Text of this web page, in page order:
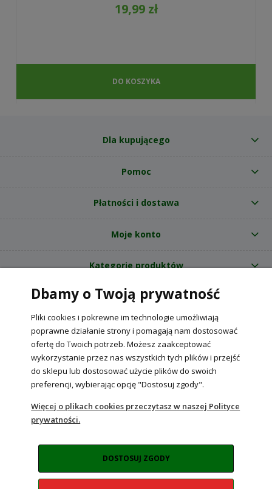
19,99 zł
DO KOSZYKA
Dla kupującego
Pomoc
Płatności i dostawa
Moje konto
Kategorie produktów
O nas
Internetowy sklep ogrodniczy z nasionami RajOgrodnika.pl
NIP: 6090037061, REGON: 260240470 | Czarnca, ul. Tęczowa 31, 29-100
Włoszczowa
POKAŻ PEŁNĄ WERSJĘ STRONY
Sklep internetowy Shoper Premium
Dbamy o Twoją prywatność
Pliki cookies i pokrewne im technologie umożliwiają
poprawne działanie strony i pomagają nam dostosować
ofertę do Twoich potrzeb. Możesz zaakceptować
wykorzystanie przez nas wszystkich tych plików i przejść
do sklepu lub dostosować użycie plików do swoich
preferencji, wybierając opcję "Dostosuj zgody".
Więcej o plikach cookies przeczytasz w naszej Polityce
prywatności.
DOSTOSUJ ZGODY